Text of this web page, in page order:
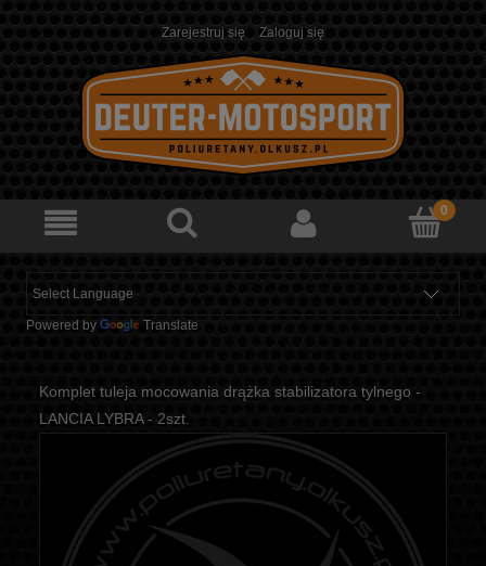
Zarejestruj się Zaloguj się
Powered by Translate
Komplet tuleja mocowania drążka stabilizatora tylnego -
LANCIA LYBRA - 2szt.